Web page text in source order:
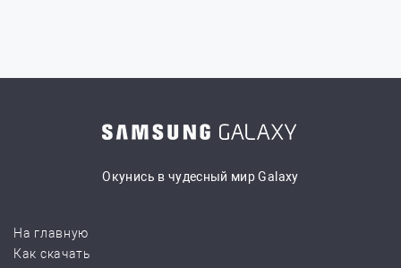
Окунись в чудесный мир Galaxy
На главную
Как скачать